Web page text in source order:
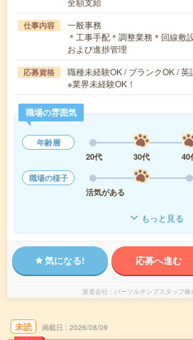
仕事内容
一般事務
＊工事手配＊調整業務＊回線敷
および進捗管理
応募資格
職種未経験OK / ブランクOK / 英
※業界未経験OK！
職場の雰囲気
年齢層
20代
30代 40
職場の様子
活気がある
もっと見る
気になる! 応募へ進む
派遣会社 パーソルテンプスタッフ
未読 掲載日 2026/08/09